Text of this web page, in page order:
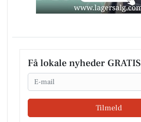
Få lokale nyheder GRATIS
Email
Tilmeld